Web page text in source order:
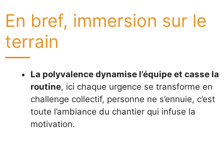
En bref, immersion sur le
terrain
La polyvalence dynamise l’équipe et casse la
routine, ici chaque urgence se transforme en
challenge collectif, personne ne s’ennuie, c’est
toute l’ambiance du chantier qui infuse la
motivation.